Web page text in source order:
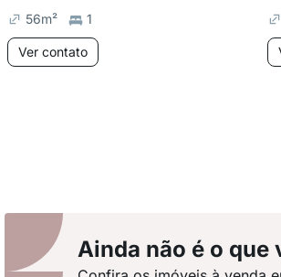
56m² 1
Ver contato
Ainda não é o que